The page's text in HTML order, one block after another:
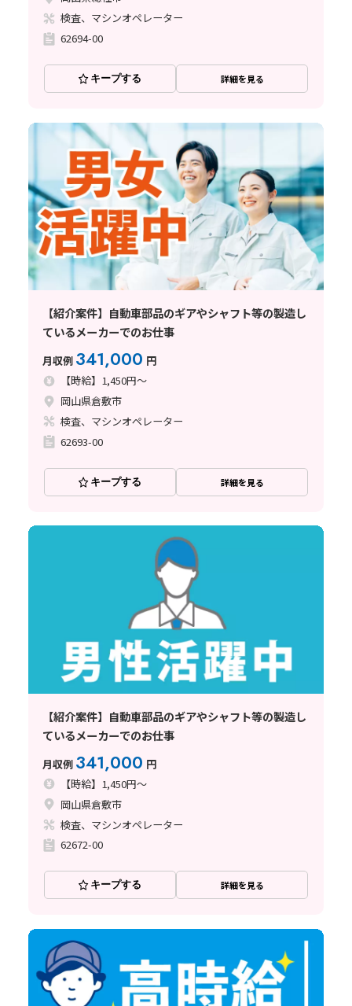
検査、マシンオペレーター
62694-00
キープする 詳細を見る
【紹介案件】自動車部品のギアやシャフト等の製造し
ているメーカーでのお仕事
月収例 341,000 円
【時給】1,450円～
岡山県倉敷市
検査、マシンオペレーター
62693-00
キープする 詳細を見る
【紹介案件】自動車部品のギアやシャフト等の製造し
ているメーカーでのお仕事
月収例 341,000 円
【時給】1,450円～
岡山県倉敷市
検査、マシンオペレーター
62672-00
キープする 詳細を見る